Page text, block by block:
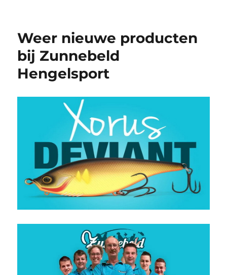
Weer nieuwe producten
bij Zunnebeld
Hengelsport